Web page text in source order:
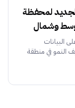
الجديد لمحفظة
وشمال
البيانات
النمو في منطقة